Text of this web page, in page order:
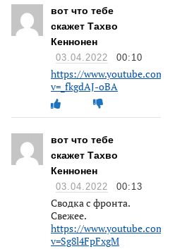
вот что тебе
скажет Тахво
Кеннонен
03.04.2022 00:10
https://www.youtube.com/
v=_fkgdAJ-oBA
вот что тебе
скажет Тахво
Кеннонен
03.04.2022 00:13
Сводка с фронта.
Свежее.
https://www.youtube.com/
v=Sg8l4FpFxgM